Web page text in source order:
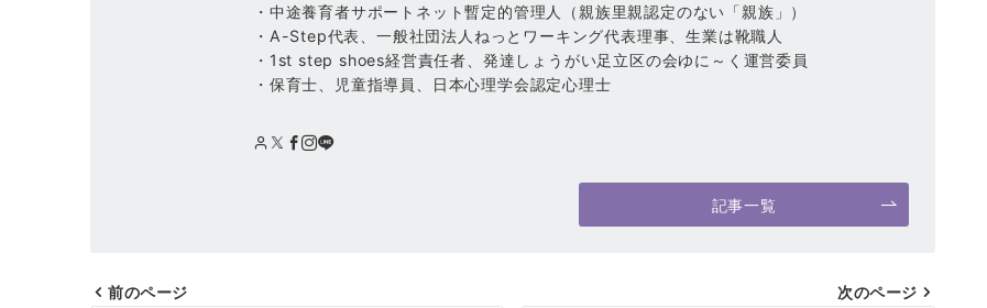
・中途養育者サポートネット暫定的管理人（親族里親認定のない「親族」）
・A-Step代表、一般社団法人ねっとワーキング代表理事、生業は靴職人
・1st step shoes経営責任者、発達しょうがい足立区の会ゆに～く運営委員
・保育士、児童指導員、日本心理学会認定心理士
記事一覧
前のページ 次のページ